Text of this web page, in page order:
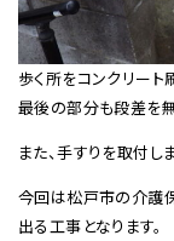
歩く所をコンクリート
最後の部分も段差を無
また、手すりを取付し
今回は松戸市の介護
出る工事となります。